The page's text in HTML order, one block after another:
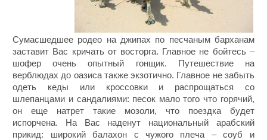
Сумасшедшее родео на джипах по песчаным барханам
заставит Вас кричать от восторга. Главное не бойтесь –
шофер очень опытный гонщик. Путешествие на
верблюдах до оазиса также экзотично. Главное не забыть
одеть кеды или кроссовки и распрощаться со
шлепанцами и сандалиями: песок мало того что горячий,
он еще натрет такие мозоли, что поездка будет
испорчена. На Вас наденут национальный арабский
прикид: широкий балахон с чужого плеча – соуб и